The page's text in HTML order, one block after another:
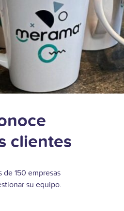
clientes
de 150 empresas
su equipo.